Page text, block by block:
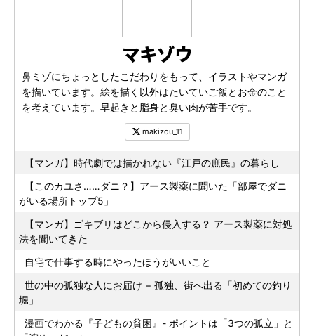
マキゾウ
鼻ミゾにちょっとしたこだわりをもって、イラストやマンガ
を描いています。絵を描く以外はたいていご飯とお金のこと
を考えています。早起きと脂身と臭い肉が苦手です。
makizou_11
【マンガ】時代劇では描かれない『江戸の庶民』の暮らし
【このカユさ……ダニ？】アース製薬に聞いた「部屋でダニ
がいる場所トップ5」
【マンガ】ゴキブリはどこから侵入する？ アース製薬に対処
法を聞いてきた
自宅で仕事する時にやったほうがいいこと
世の中の孤独な人にお届け − 孤独、街へ出る「初めての釣り
堀」
漫画でわかる『子どもの貧困』- ポイントは「3つの孤立」と